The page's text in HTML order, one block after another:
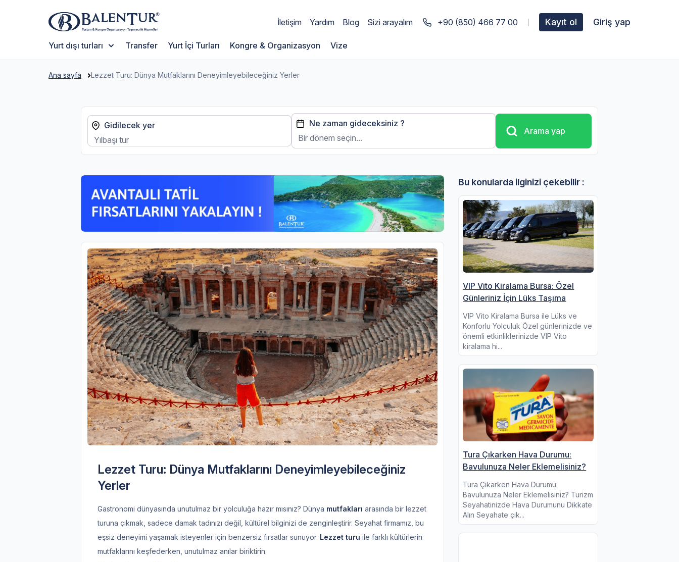
İletişim Yardım Blog Sizi arayalım +90 (850) 466 77 00 Kayıt ol Giriş yap
Yurt dışı turları Transfer Yurt İçi Turları Kongre & Organizasyon Vize
Ana sayfa Lezzet Turu: Dünya Mutfaklarını Deneyimleyebileceğiniz Yerler
Gidilecek yer
Ne zaman gideceksiniz ?
Bir dönem seçin...
Arama yap
Lezzet Turu: Dünya Mutfaklarını Deneyimleyebileceğiniz
Yerler
Gastronomi dünyasında unutulmaz bir yolculuğa hazır mısınız? Dünya mutfakları arasında bir lezzet
turuna çıkmak, sadece damak tadınızı değil, kültürel bilginizi de zenginleştirir. Seyahat firmamız, bu
eşsiz deneyimi yaşamak isteyenler için benzersiz fırsatlar sunuyor. Lezzet turu ile farklı kültürlerin
mutfaklarını keşfederken, unutulmaz anılar biriktirin.
Bu konularda ilginizi çekebilir :
VIP Vito Kiralama Bursa: Özel
Günleriniz İçin Lüks Taşıma
VIP Vito Kiralama Bursa ile Lüks ve
Konforlu Yolculuk Özel günlerinizde ve
önemli etkinliklerinizde VIP Vito
kiralama hi...
Tura Çıkarken Hava Durumu:
Bavulunuza Neler Eklemelisiniz?
Tura Çıkarken Hava Durumu:
Bavulunuza Neler Eklemelisiniz? Turizm
Seyahatinizde Hava Durumunu Dikkate
Alın Seyahate çık...